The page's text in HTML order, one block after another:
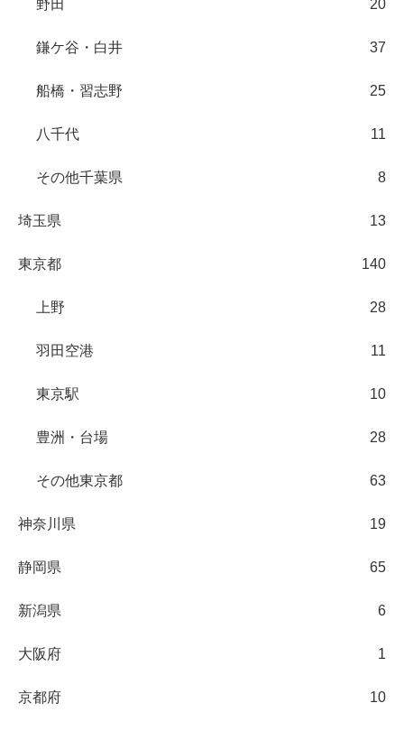
野田 20
鎌ケ谷・白井 37
船橋・習志野 25
八千代 11
その他千葉県 8
埼玉県 13
東京都 140
上野 28
羽田空港 11
東京駅 10
豊洲・台場 28
その他東京都 63
神奈川県 19
静岡県 65
新潟県 6
大阪府 1
京都府 10